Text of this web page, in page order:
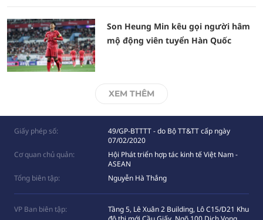
Son Heung Min kêu gọi người hâm
mộ động viên tuyển Hàn Quốc
XEM THÊM
Giấy phép số:
49/GP-BTTTT - do Bộ TT&TT cấp ngày
07/02/2020
Cơ quan chủ quản:
Hội Phát triển hợp tác kinh tế Việt Nam -
ASEAN
Tổng biên tập:
Nguyễn Hà Thắng
VP Ban biên tập:
Tầng 5, Lê Xuân 2 Building, Lô C15/D21 Khu